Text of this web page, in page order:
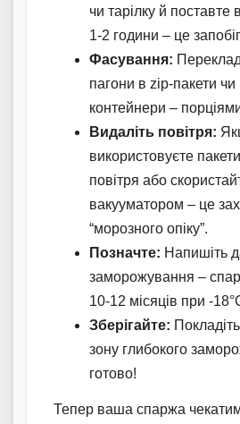
чи тарілку й поставте
1-2 години – це
Фасування:
пагони в zip-пакети чи
контейнери –
Видаліть повітря:
використовуєте
повітря або
вакууматором – це
“морозного опіку”.
Позначте: Напишіть
заморожування –
10-12 місяців при -
Зберігайте:
зону глибокого
готово!
Тепер ваша спаржа